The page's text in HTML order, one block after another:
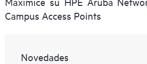
Campus Access Points
Novedades